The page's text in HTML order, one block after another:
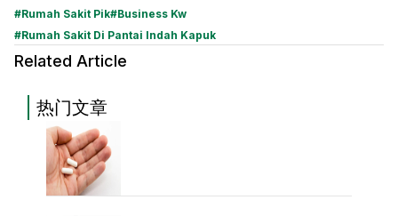
#Rumah Sakit Pik#Business Kw
#Rumah Sakit Di Pantai Indah Kapuk
Related Article
热门文章